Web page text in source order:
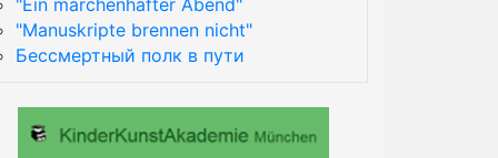
"Ein märchenhafter Abend"
"Manuskripte brennen nicht"
Бессмертный полк в пути